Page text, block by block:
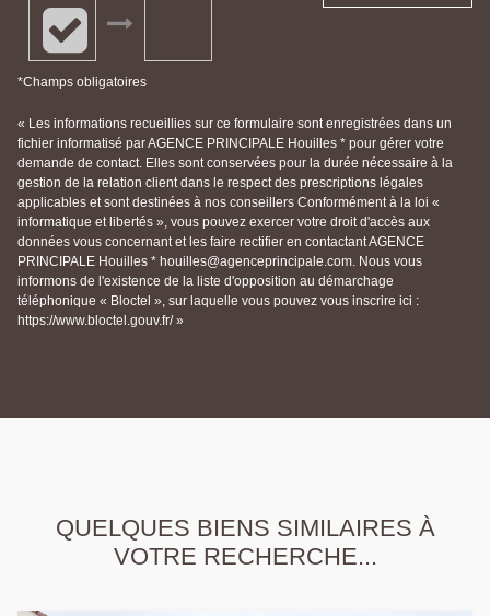
*Champs obligatoires
« Les informations recueillies sur ce formulaire sont enregistrées dans un
fichier informatisé par AGENCE PRINCIPALE Houilles * pour gérer votre
demande de contact. Elles sont conservées pour la durée nécessaire à la
gestion de la relation client dans le respect des prescriptions légales
applicables et sont destinées à nos conseillers Conformément à la loi «
informatique et libertés », vous pouvez exercer votre droit d'accès aux
données vous concernant et les faire rectifier en contactant AGENCE
PRINCIPALE Houilles * houilles@agenceprincipale.com. Nous vous
informons de l'existence de la liste d'opposition au démarchage
téléphonique « Bloctel », sur laquelle vous pouvez vous inscrire ici :
https://www.bloctel.gouv.fr/ »
QUELQUES BIENS SIMILAIRES À
VOTRE RECHERCHE...